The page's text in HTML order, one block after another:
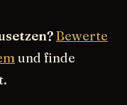
Bewerte
und finde